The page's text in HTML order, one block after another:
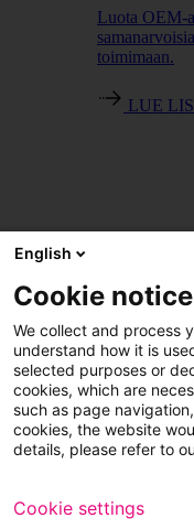
Luota OEM-
toimimaan.
LUE
English
Cookie notice
We collect and process
understand how it is
selected purposes or
cookies, which are
such as page
cookies, the website
details, please refer to
Cookie settings